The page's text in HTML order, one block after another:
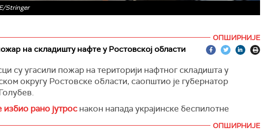
Stringer
ОПШИРНИЈЕ
на складишту нафте у Ростовској области
су угасили пожар на територији нафтног складишта у
округу Ростовске области, саопштио је губернатор
избио рано јутрос након напада украјинске беспилотне
ОПШИРНИЈЕ